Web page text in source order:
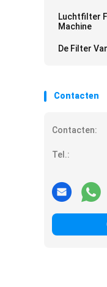
Luchtfilter
Machine
De Filter
Contacten
Contacten:
Tel.: